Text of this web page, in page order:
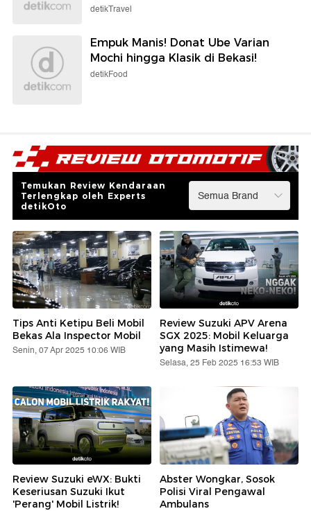
detikTravel
Empuk Manis! Donat Ube Varian
Mochi hingga Klasik di Bekasi!
detikFood
Temukan Review Kendaraan
Terlengkap oleh Experts
detikOto
Tips Anti Ketipu Beli Mobil
Bekas Ala Inspector Mobil
Senin, 07 Apr 2025 10:06 WIB
Review Suzuki APV Arena
SGX 2025: Mobil Keluarga
yang Masih Istimewa!
Selasa, 25 Feb 2025 16:53 WIB
Review Suzuki eWX: Bukti
Keseriusan Suzuki Ikut
'Perang' Mobil Listrik!
Abster Wongkar, Sosok
Polisi Viral Pengawal
Ambulans